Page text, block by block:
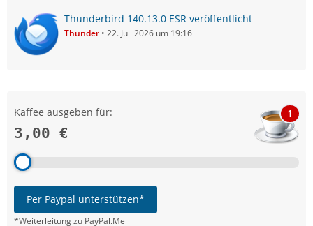
Thunderbird 140.13.0 ESR veröffentlicht
Thunder 22. Juli 2026 um 19:16
Kaffee ausgeben für:
3,00 €
1
Per Paypal unterstützen*
*Weiterleitung zu PayPal.Me